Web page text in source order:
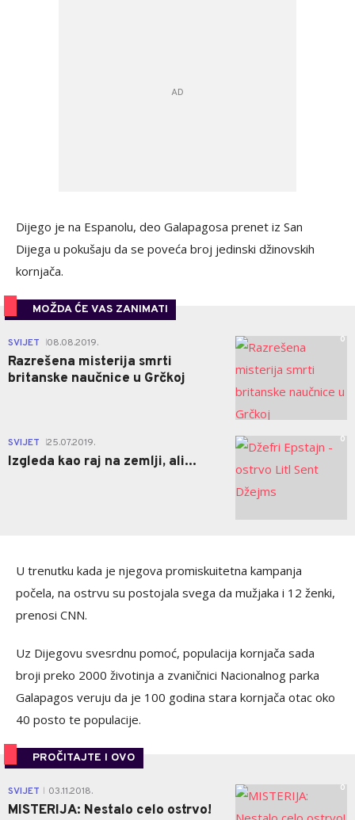
Dijego je na Espanolu, deo Galapagosa prenet iz San
Dijega u pokušaju da se poveća broj jedinski džinovskih
kornjača.
MOŽDA ĆE VAS ZANIMATI
SVIJET 08.08.2019.
Razrešena misterija smrti
britanske naučnice u Grčkoj
0
SVIJET 25.07.2019.
Izgleda kao raj na zemlji, ali...
0
U trenutku kada je njegova promiskuitetna kampanja
počela, na ostrvu su postojala svega da mužjaka i 12 ženki,
prenosi CNN.
Uz Dijegovu svesrdnu pomoć, populacija kornjača sada
broji preko 2000 životinja a zvaničnici Nacionalnog parka
Galapagos veruju da je 100 godina stara kornjača otac oko
40 posto te populacije.
PROČITAJTE I OVO
SVIJET 03.11.2018.
MISTERIJA: Nestalo celo ostrvo!
0